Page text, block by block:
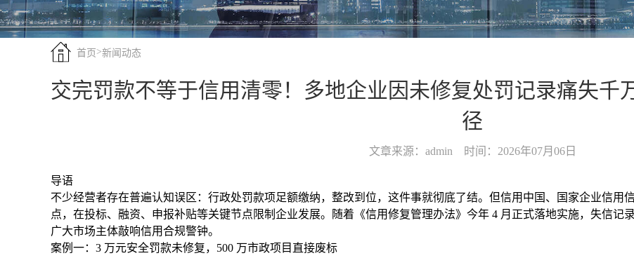
首页 >新闻动态
交完罚款不等于信用清零！多地企业因未修复处罚记录痛失千
径
文章来源：admin 时间：2026年07月06日
导语
不少经营者存在普遍认知误区：行政处罚款项足额缴纳，整改到位，这件事就彻底了结。但信用中国、国家企业信用
点，在投标、融资、申报补贴等关键节点限制企业发展。随着《信用修复管理办法》今年 4 月正式落地实施，失信记
广大市场主体敲响信用合规警钟。
案例一：3 万元安全罚款未修复，500 万市政项目直接废标